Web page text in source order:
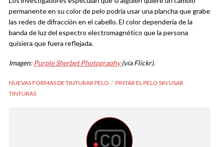
permanente en su color de pelo podría usar una plancha que grabe
las redes de difracción en el cabello. El color dependería de la
banda de luz del espectro electromagnético que la persona
quisiera que fuera reflejada.
Imagen: Purple Sherbet Photography(vía Flickr).
NUEVAS FORMAS DE TINTURAR PELO
PINTAR EL PELO SIN USAR
TINTURAS